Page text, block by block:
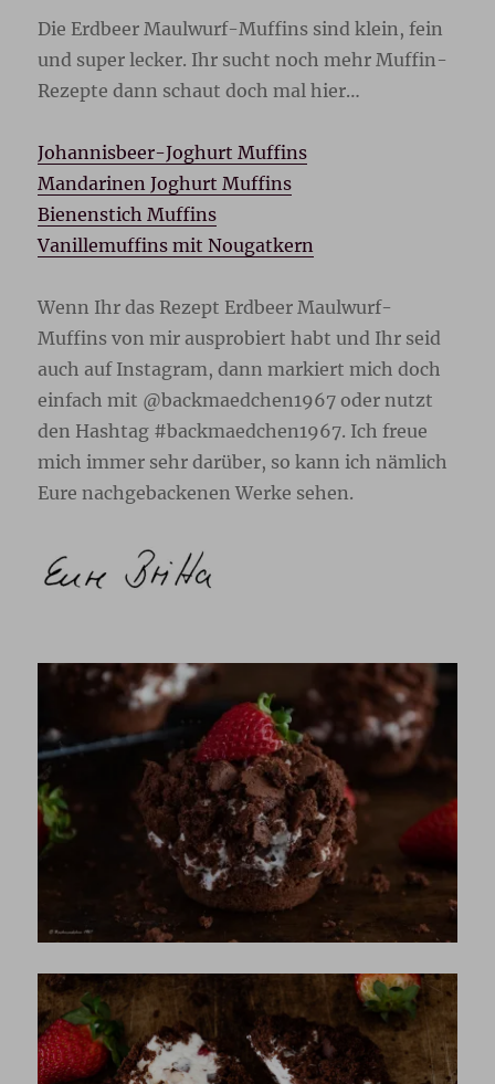
Die Erdbeer Maulwurf-Muffins sind klein, fein
und super lecker. Ihr sucht noch mehr Muffin-
Rezepte dann schaut doch mal hier…
Johannisbeer-Joghurt Muffins
Mandarinen Joghurt Muffins
Bienenstich Muffins
Vanillemuffins mit Nougatkern
Wenn Ihr das Rezept Erdbeer Maulwurf-
Muffins von mir ausprobiert habt und Ihr seid
auch auf Instagram, dann markiert mich doch
einfach mit @backmaedchen1967 oder nutzt
den Hashtag #backmaedchen1967. Ich freue
mich immer sehr darüber, so kann ich nämlich
Eure nachgebackenen Werke sehen.